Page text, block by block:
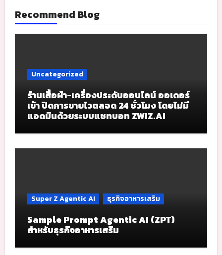
Recommend Blog
Uncategorized
ร้านเสื้อผ้า-เครื่องประดับออนไลน์ ออเดอร์
เข้า ปิดการขายไวตลอด 24 ชั่วโมง โดยไม่มี
แอดมินด้วยระบบแชทบอท ZWIZ.AI
Super Z Agentic AI ธุรกิจอาหารเสริม
Sample Prompt Agentic AI (ZPT)
สำหรับธุรกิจอาหารเสริม